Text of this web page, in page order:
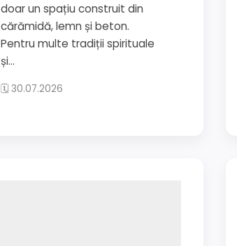
doar un spațiu construit din
cărămidă, lemn și beton.
Pentru multe tradiții spirituale
și...
🗓 30.07.2026